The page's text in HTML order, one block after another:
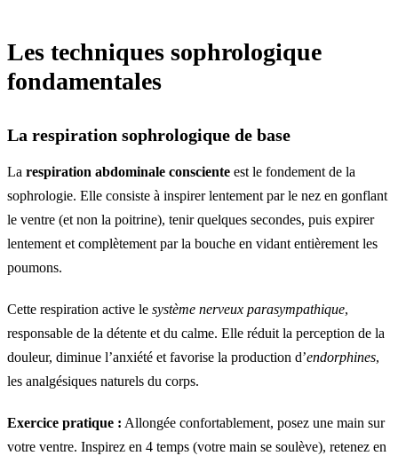
Les techniques sophrologique
fondamentales
La respiration sophrologique de base
La respiration abdominale consciente est le fondement de la
sophrologie. Elle consiste à inspirer lentement par le nez en gonflant
le ventre (et non la poitrine), tenir quelques secondes, puis expirer
lentement et complètement par la bouche en vidant entièrement les
poumons.
Cette respiration active le système nerveux parasympathique,
responsable de la détente et du calme. Elle réduit la perception de la
douleur, diminue l’anxiété et favorise la production d’endorphines,
les analgésiques naturels du corps.
Exercice pratique : Allongée confortablement, posez une main sur
votre ventre. Inspirez en 4 temps (votre main se soulève), retenez en